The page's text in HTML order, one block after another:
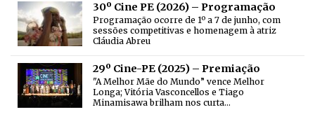
30º Cine PE (2026) – Programação
Programação ocorre de 1º a 7 de junho, com
sessões competitivas e homenagem à atriz
Cláudia Abreu
29º Cine-PE (2025) – Premiação
"A Melhor Mãe do Mundo” vence Melhor
Longa; Vitória Vasconcellos e Tiago
Minamisawa brilham nos curta…